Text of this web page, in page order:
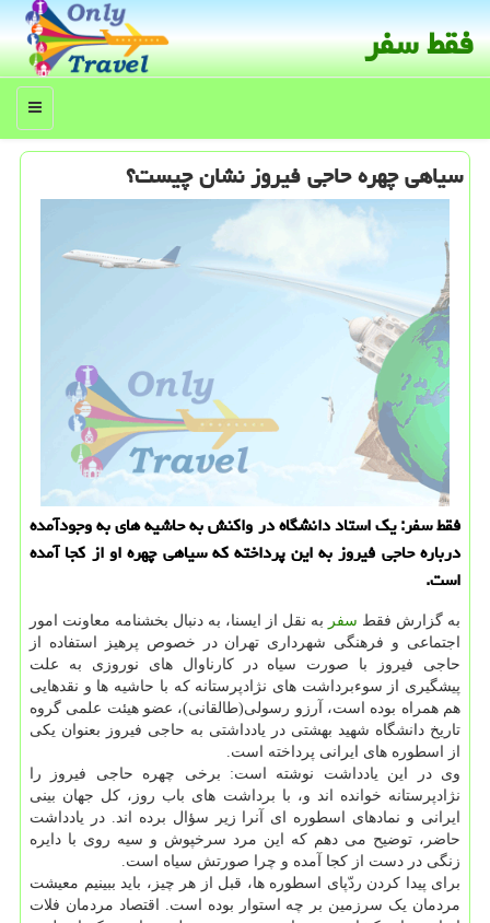
فقط سفر
منو
سیاهی چهره حاجی فیروز نشان چیست؟
فقط سفر: یک استاد دانشگاه در واکنش به حاشیه های به وجودآمده
درباره حاجی فیروز به این پرداخته که سیاهی چهره او از کجا آمده
است.
به گزارش فقط سفر به نقل از ایسنا، به دنبال بخشنامه معاونت امور
اجتماعی و فرهنگی شهرداری تهران در خصوص پرهیز استفاده از
حاجی فیروز با صورت سیاه در کارناوال های نوروزی به علت
پیشگیری از سوءبرداشت های نژادپرستانه که با حاشیه ها و نقدهایی
هم همراه بوده است، آرزو رسولی(طالقانی)، عضو هیئت علمی گروه
تاریخ دانشگاه شهید بهشتی در یادداشتی به حاجی فیروز بعنوان یکی
از اسطوره های ایرانی پرداخته است.
وی در این یادداشت نوشته است: برخی چهره حاجی فیروز را
نژادپرستانه خوانده اند و، با برداشت های باب روز، کل جهان بینی
ایرانی و نمادهای اسطوره ای آنرا زیر سؤال برده اند. در یادداشت
حاضر، توضیح می دهم که این مرد سرخپوش و سیه روی با دایره
زنگی در دست از کجا آمده و چرا صورتش سیاه است.
برای پیدا کردن ردّپای اسطوره ها، قبل از هر چیز، باید ببینیم معیشت
مردمان یک سرزمین بر چه استوار بوده است. اقتصاد مردمان فلات